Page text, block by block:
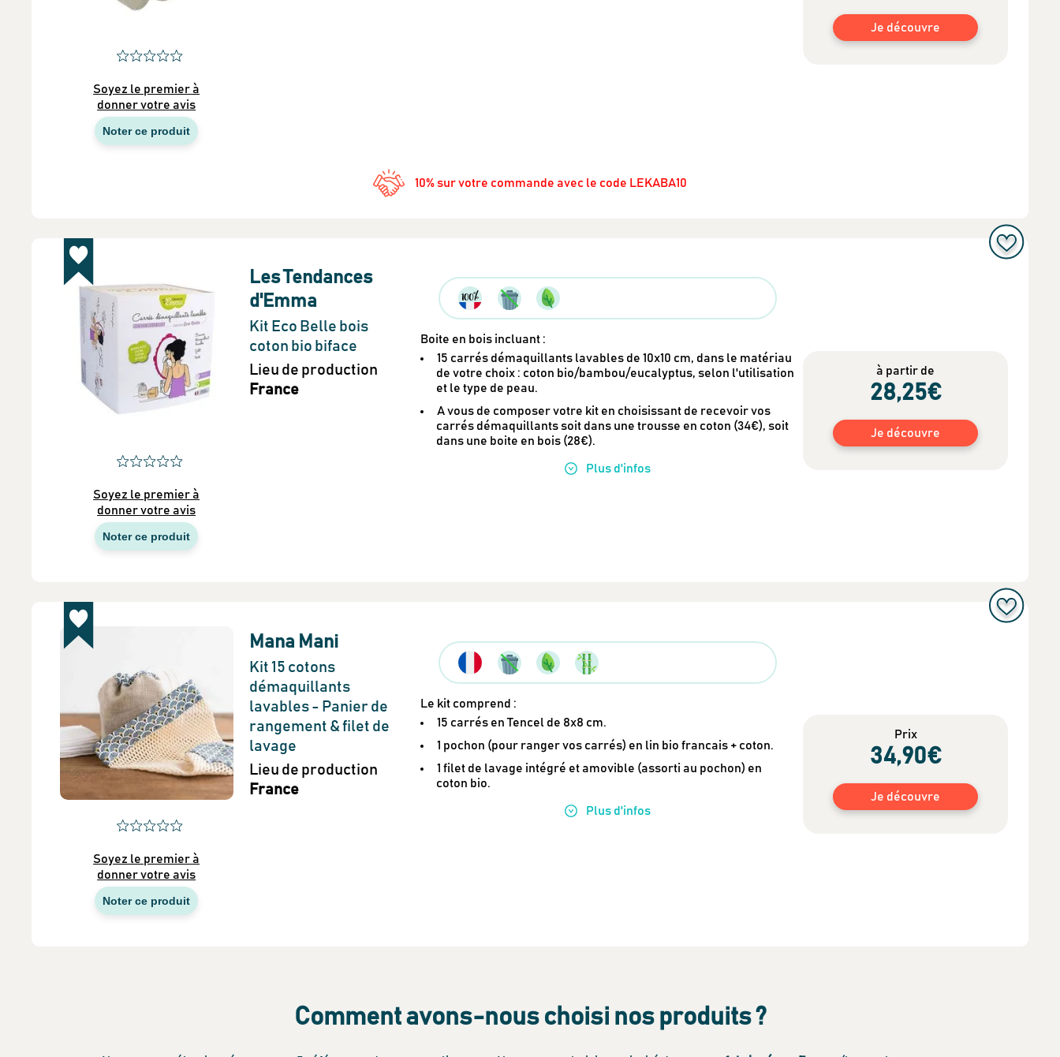
Soyez le premier à
donner votre avis
Noter ce produit
Je découvre
10% sur votre commande avec le code LEKABA10
Soyez le premier à
donner votre avis
Noter ce produit
Les Tendances
d'Emma
Kit Eco Belle bois
coton bio biface
Lieu de production
France
Boite en bois incluant :
15 carrés démaquillants lavables de 10x10 cm, dans le matériau
de votre choix : coton bio/bambou/eucalyptus, selon l'utilisation
et le type de peau.
A vous de composer votre kit en choisissant de recevoir vos
carrés démaquillants soit dans une trousse en coton (34€), soit
dans une boite en bois (28€).
Plus d'infos
à partir de
28,25€
Je découvre
Soyez le premier à
donner votre avis
Noter ce produit
Mana Mani
Kit 15 cotons
démaquillants
lavables - Panier de
rangement & filet de
lavage
Lieu de production
France
Le kit comprend :
15 carrés en Tencel de 8x8 cm.
1 pochon (pour ranger vos carrés) en lin bio francais + coton.
1 filet de lavage intégré et amovible (assorti au pochon) en
coton bio.
Plus d'infos
Prix
34,90€
Je découvre
Comment avons-nous choisi nos produits ?